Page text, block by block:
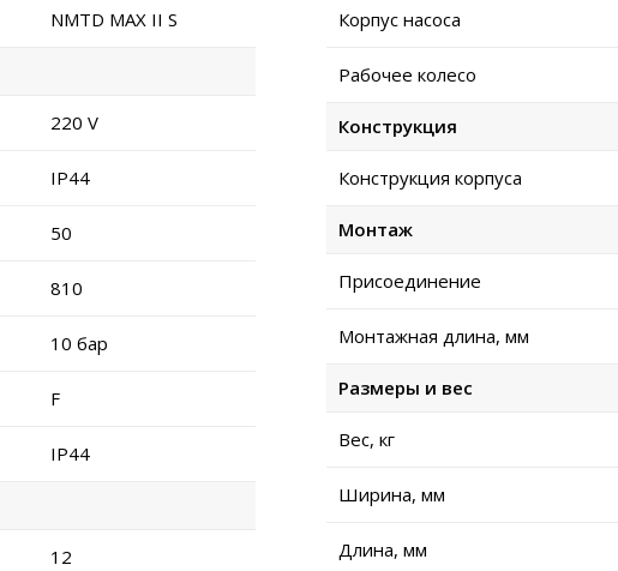
NMTD MAX II S
220 V
IP44
50
810
10 бар
F
IP44
12
Корпус насоса
Рабочее колесо
Конструкция
Конструкция корпуса
Монтаж
Присоединение
Монтажная длина, мм
Размеры и вес
Вес, кг
Ширина, мм
Длина, мм